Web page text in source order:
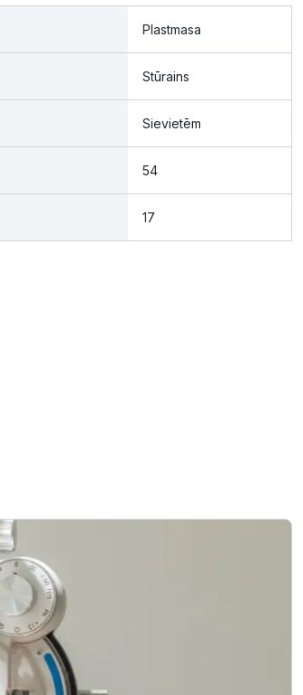
Plastmasa
Stūrains
Sievietēm
54
17